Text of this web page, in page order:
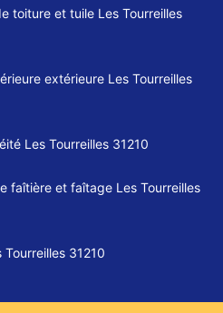
toiture et tuile Les Tourreilles
extérieure Les Tourreilles
Les Tourreilles 31210
faîtière et faîtage Les Tourreilles
31210